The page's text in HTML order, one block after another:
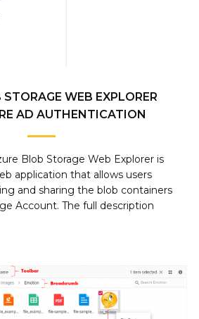
WEB EXPLORER
AD AUTHENTICATION
Blob Storage Web Explorer is
application that allows users
and sharing the blob containers
Account. The full description